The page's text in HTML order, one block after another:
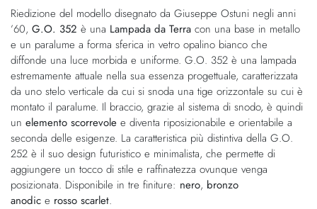
galleria
di
immagini
di
immagini
Riedizione del modello disegnato da Giuseppe Ostuni negli anni
’60, G.O. 352 è una Lampada da Terra con una base in metallo
e un paralume a forma sferica in vetro opalino bianco che
diffonde una luce morbida e uniforme. G.O. 352 è una lampada
estremamente attuale nella sua essenza progettuale, caratterizzata
da uno stelo verticale da cui si snoda una tige orizzontale su cui è
montato il paralume. Il braccio, grazie al sistema di snodo, è quindi
un elemento scorrevole e diventa riposizionabile e orientabile a
seconda delle esigenze. La caratteristica più distintiva della G.O.
252 è il suo design futuristico e minimalista, che permette di
aggiungere un tocco di stile e raffinatezza ovunque venga
posizionata. Disponibile in tre finiture: nero, bronzo
anodic e rosso scarlet.